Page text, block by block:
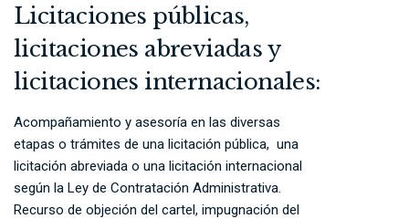
Licitaciones públicas,
licitaciones abreviadas y
licitaciones internacionales:
Acompañamiento y asesoría en las diversas
etapas o trámites de una licitación pública, una
licitación abreviada o una licitación internacional
según la Ley de Contratación Administrativa.
Recurso de objeción del cartel, impugnación del